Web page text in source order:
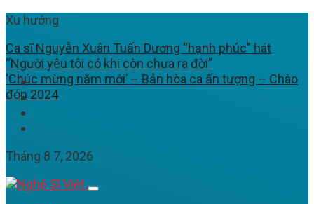
Xu hướng
Ca sĩ Nguyễn Xuân Tuấn Dương “hạnh phúc” hát
“Người yêu tôi có khi còn chưa ra đời”
‘Chúc mừng năm mới’ – Bản hòa ca ấn tượng – Chào
đón 2024
Tháng 8 7, 2026